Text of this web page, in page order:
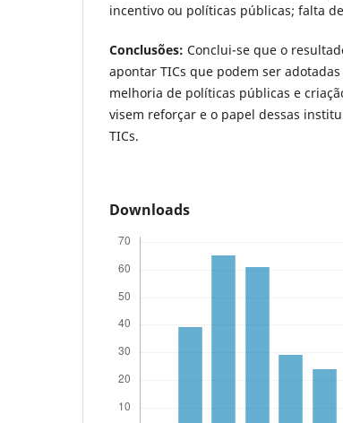
incentivo ou políticas públicas; falta
Conclusões: Conclui-se que o
apontar TICs que podem ser
melhoria de políticas públicas e
visem reforçar e o papel dessas
TICs.
Downloads